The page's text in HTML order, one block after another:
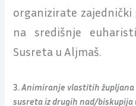
organizirate zajednički
na središnje
Susreta u Aljmaš.
3.Animiranje vlastitih župljana
susreta iz drugih nad/biskupija